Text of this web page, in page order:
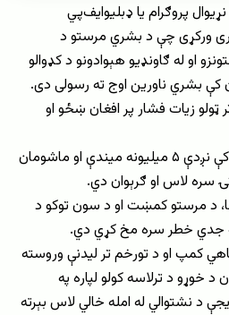
پروګرام یا ډبلیو‌ایف‌پي
ورکړی چې د بشري مرستو د
او له ګاونډیو هېوادونو د کډوالو
کې بشري ناورین اوج ته رسولی دی.
ټولو زیات فشار پر افغان ښځو او
نوموړي وویل، په افغانستان کې نږدې ۵ میلیونه میندې او ماشومان
سره لاس او ګرېوان دي.
د مرستو کمښت او د سون توکو د
جدي خطر سره مخ کړي دي.
کمپ او د تورخم تر لیدنې وروسته
خوړو د ترلاسه کولو لپاره په
د نشتوالي له امله خالي لاس بېرته